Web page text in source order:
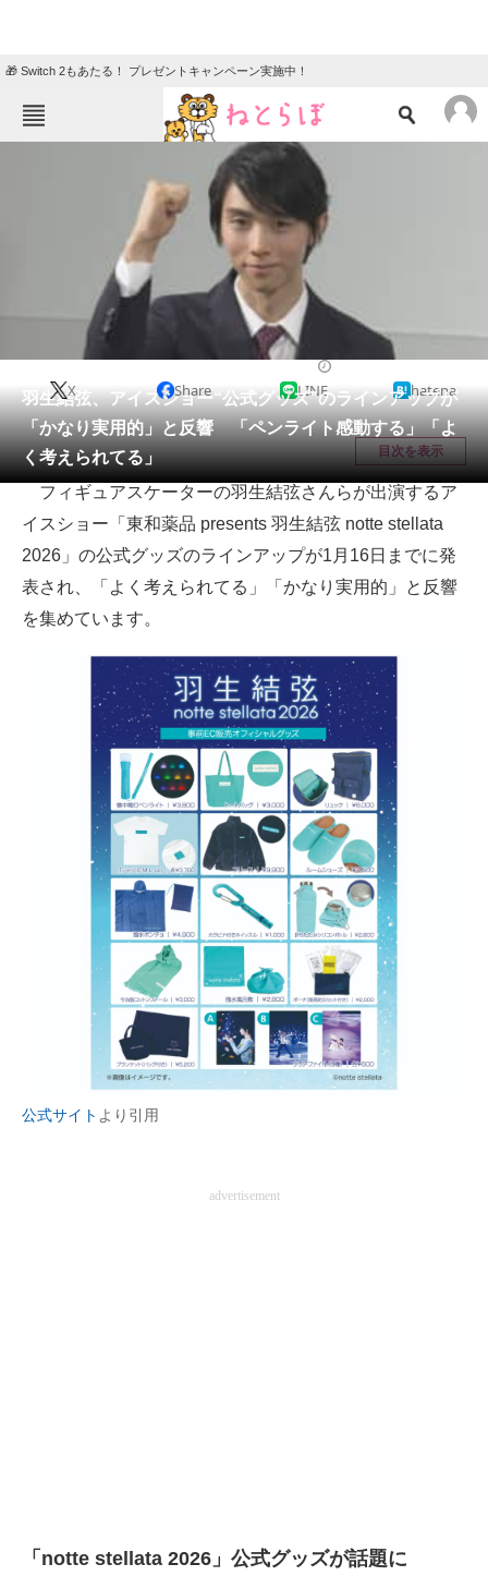
🎁 Switch 2もあたる！ プレゼントキャンペーン実施中！
クイズ
地域
教育・育児
リサーチ
会員記事
メディア
注目記事を集めた総合ページ
ITの今と未来を見通す
スマホと通信の最新トレンド
進化するPCとデバイスの未来
好きが集まる 比べて選べる
ビジネスと働き方のヒント
AI活用のいまが分かる
企業ITのトレンドを詳説
経営リーダーのコミュニティ
マーケ×ITの今がよく分かる
ITエンジニア向け専門サイト
企業向けIT製品の総合サイト
IT製品の技術・比較・事例
エレクトロニクス専門サイト
羽生結弦、アイスショー“公式グッズ”のラインアップが
「かなり実用的」と反響 「ペンライト感動する」「よ
く考えられてる」
X Share LINE hatena
目次を表示
フィギュアスケーターの羽生結弦さんらが出演するア
イスショー「東和薬品 presents 羽生結弦 notte stellata
2026」の公式グッズのラインアップが1月16日までに発
表され、「よく考えられてる」「かなり実用的」と反響
を集めています。
公式サイト より引用
advertisement
「notte stellata 2026」公式グッズが話題に